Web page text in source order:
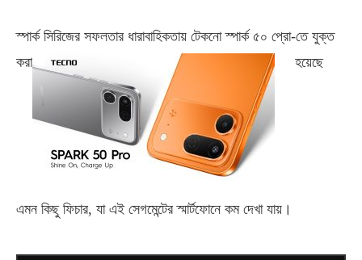
স্পার্ক সিরিজের সফলতার ধারাবাহিকতায় টেকনোস্পার্ক ৫০ প্রো-তে যুক্ত
করা
হয়েছে
এমন কিছু ফিচার, যা এই সেগমেন্টের স্মার্টফোনে কম দেখা যায়।